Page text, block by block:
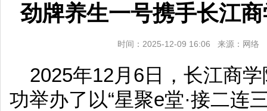
劲牌养生一号携手长江
时间：2025-12-09 16:06 来源：网络
2025年12月6日，长江商
功举办了以“星聚e堂·接二连